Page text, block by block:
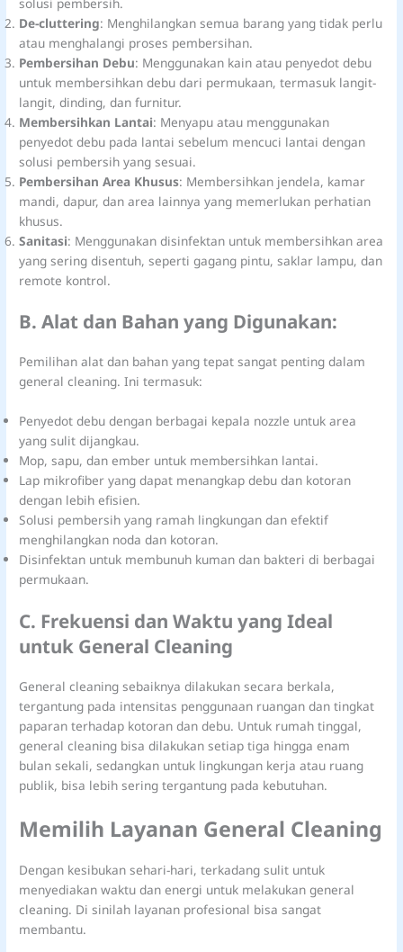
De-cluttering: Menghilangkan semua barang yang tidak perlu
atau menghalangi proses pembersihan.
Pembersihan Debu: Menggunakan kain atau penyedot debu
untuk membersihkan debu dari permukaan, termasuk langit-
langit, dinding, dan furnitur.
Membersihkan Lantai: Menyapu atau menggunakan
penyedot debu pada lantai sebelum mencuci lantai dengan
solusi pembersih yang sesuai.
Pembersihan Area Khusus: Membersihkan jendela, kamar
mandi, dapur, dan area lainnya yang memerlukan perhatian
khusus.
Sanitasi: Menggunakan disinfektan untuk membersihkan area
yang sering disentuh, seperti gagang pintu, saklar lampu, dan
remote kontrol.
B. Alat dan Bahan yang Digunakan:
Pemilihan alat dan bahan yang tepat sangat penting dalam
general cleaning. Ini termasuk:
Penyedot debu dengan berbagai kepala nozzle untuk area
yang sulit dijangkau.
Mop, sapu, dan ember untuk membersihkan lantai.
Lap mikrofiber yang dapat menangkap debu dan kotoran
dengan lebih efisien.
Solusi pembersih yang ramah lingkungan dan efektif
menghilangkan noda dan kotoran.
Disinfektan untuk membunuh kuman dan bakteri di berbagai
permukaan.
C. Frekuensi dan Waktu yang Ideal
untuk General Cleaning
General cleaning sebaiknya dilakukan secara berkala,
tergantung pada intensitas penggunaan ruangan dan tingkat
paparan terhadap kotoran dan debu. Untuk rumah tinggal,
general cleaning bisa dilakukan setiap tiga hingga enam
bulan sekali, sedangkan untuk lingkungan kerja atau ruang
publik, bisa lebih sering tergantung pada kebutuhan.
Memilih Layanan General Cleaning
Dengan kesibukan sehari-hari, terkadang sulit untuk
menyediakan waktu dan energi untuk melakukan general
cleaning. Di sinilah layanan profesional bisa sangat
membantu.